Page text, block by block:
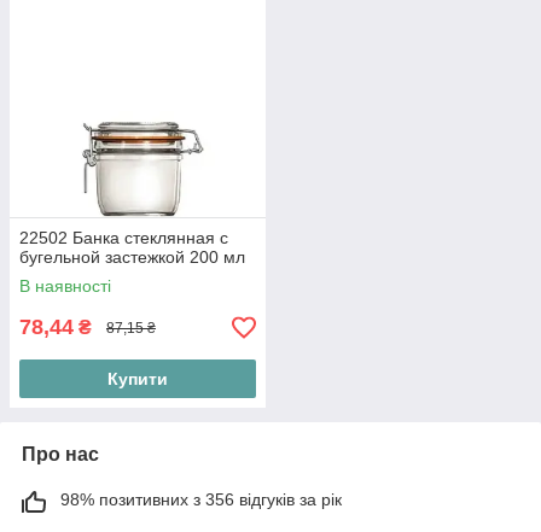
22502 Банка стеклянная с
бугельной застежкой 200 мл
В наявності
78,44 ₴ 87,15 ₴
Купити
Про нас
98% позитивних з 356 відгуків за рік